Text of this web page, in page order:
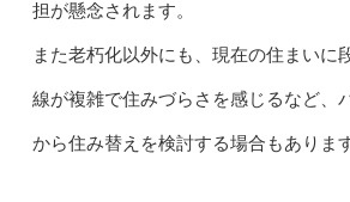
担が懸念されます。
また老朽化以外にも、現在の住まいに
線が複雑で住みづらさを感じるなど、
から住み替えを検討する場合もあります